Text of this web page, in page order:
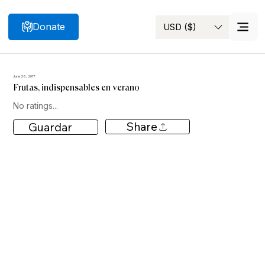
Search USD ($)
Donate
June 26, 2017
Frutas, indispensables en verano
No ratings...
Guardar Share